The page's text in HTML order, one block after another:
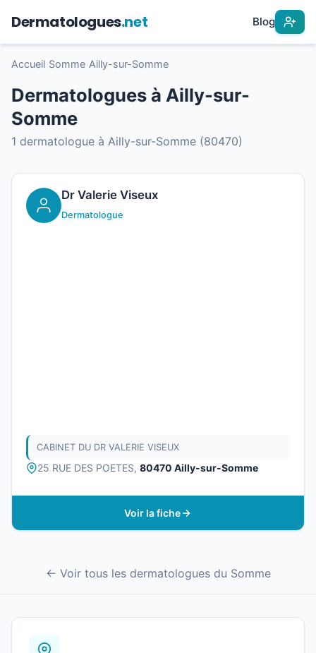
Dermatologues.net Blog
Accueil Somme Ailly-sur-Somme
Dermatologues à Ailly-sur-
Somme
1 dermatologue à Ailly-sur-Somme (80470)
Dr Valerie Viseux
Dermatologue
CABINET DU DR VALERIE VISEUX
25 RUE DES POETES, 80470 Ailly-sur-Somme
Voir la fiche
← Voir tous les dermatologues du Somme